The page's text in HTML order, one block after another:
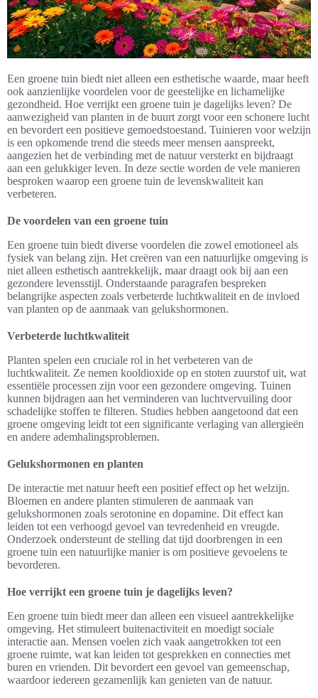
Een groene tuin biedt niet alleen een esthetische waarde, maar heeft
ook aanzienlijke voordelen voor de geestelijke en lichamelijke
gezondheid. Hoe verrijkt een groene tuin je dagelijks leven? De
aanwezigheid van planten in de buurt zorgt voor een schonere lucht
en bevordert een positieve gemoedstoestand. Tuinieren voor welzijn
is een opkomende trend die steeds meer mensen aanspreekt,
aangezien het de verbinding met de natuur versterkt en bijdraagt
aan een gelukkiger leven. In deze sectie worden de vele manieren
besproken waarop een groene tuin de levenskwaliteit kan
verbeteren.
De voordelen van een groene tuin
Een groene tuin biedt diverse voordelen die zowel emotioneel als
fysiek van belang zijn. Het creëren van een natuurlijke omgeving is
niet alleen esthetisch aantrekkelijk, maar draagt ook bij aan een
gezondere levensstijl. Onderstaande paragrafen bespreken
belangrijke aspecten zoals verbeterde luchtkwaliteit en de invloed
van planten op de aanmaak van gelukshormonen.
Verbeterde luchtkwaliteit
Planten spelen een cruciale rol in het verbeteren van de
luchtkwaliteit. Ze nemen kooldioxide op en stoten zuurstof uit, wat
essentiële processen zijn voor een gezondere omgeving. Tuinen
kunnen bijdragen aan het verminderen van luchtvervuiling door
schadelijke stoffen te filteren. Studies hebben aangetoond dat een
groene omgeving leidt tot een significante verlaging van allergieën
en andere ademhalingsproblemen.
Gelukshormonen en planten
De interactie met natuur heeft een positief effect op het welzijn.
Bloemen en andere planten stimuleren de aanmaak van
gelukshormonen zoals serotonine en dopamine. Dit effect kan
leiden tot een verhoogd gevoel van tevredenheid en vreugde.
Onderzoek ondersteunt de stelling dat tijd doorbrengen in een
groene tuin een natuurlijke manier is om positieve gevoelens te
bevorderen.
Hoe verrijkt een groene tuin je dagelijks leven?
Een groene tuin biedt meer dan alleen een visueel aantrekkelijke
omgeving. Het stimuleert buitenactiviteit en moedigt sociale
interactie aan. Mensen voelen zich vaak aangetrokken tot een
groene ruimte, wat kan leiden tot gesprekken en connecties met
buren en vrienden. Dit bevordert een gevoel van gemeenschap,
waardoor iedereen gezamenlijk kan genieten van de natuur.